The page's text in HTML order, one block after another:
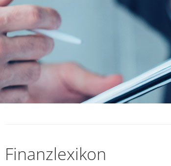
Finanzlexikon